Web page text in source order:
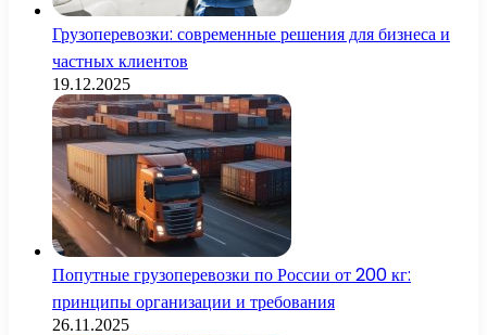
Грузоперевозки: современные решения для бизнеса и
частных клиентов
19.12.2025
Попутные грузоперевозки по России от 200 кг:
принципы организации и требования
26.11.2025